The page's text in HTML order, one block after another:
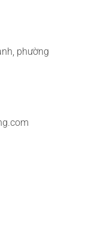
phường